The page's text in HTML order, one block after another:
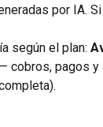
por IA.
según el plan:
— cobros, pagos y